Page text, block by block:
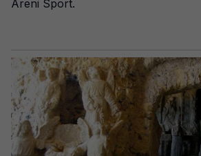
Areni Sport.